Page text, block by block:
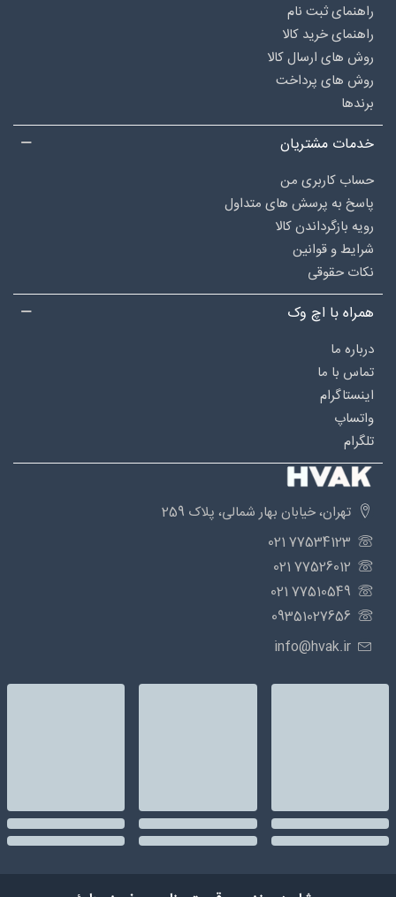
راهنمای ثبت نام
راهنمای خرید کالا
روش های ارسال کالا
روش های پرداخت
برندها
خدمات مشتریان
حساب کاربری من
پاسخ به پرسش های متداول
رویه بازگرداندن کالا
شرایط و قوانین
نکات حقوقی
همراه با اچ وک
درباره‌ ما
تماس با ما
اینستاگرام
واتساپ
تلگرام
تهران، خیابان بهار شمالی، پلاک 259
77534123 021
77526012 021
77510549 021
09351027656
info@hvak.ir